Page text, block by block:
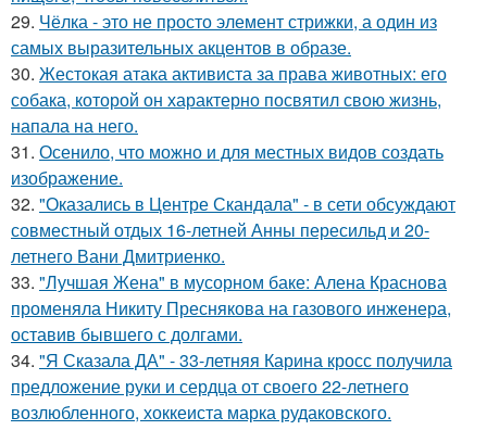
29. Чёлка - это не просто элемент стрижки, а один из
самых выразительных акцентов в образе.
30. Жестокая атака активиста за права животных: его
собака, которой он характерно посвятил свою жизнь,
напала на него.
31. Осенило, что можно и для местных видов создать
изображение.
32. "Оказались в Центре Скандала" - в сети обсуждают
совместный отдых 16-летней Анны пересильд и 20-
летнего Вани Дмитриенко.
33. "Лучшая Жена" в мусорном баке: Алена Краснова
променяла Никиту Преснякова на газового инженера,
оставив бывшего с долгами.
34. "Я Сказала ДА" - 33-летняя Карина кросс получила
предложение руки и сердца от своего 22-летнего
возлюбленного, хоккеиста марка рудаковского.